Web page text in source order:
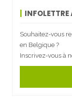
Souhaitez-vous
en Belgique ?
Inscrivez-vous à